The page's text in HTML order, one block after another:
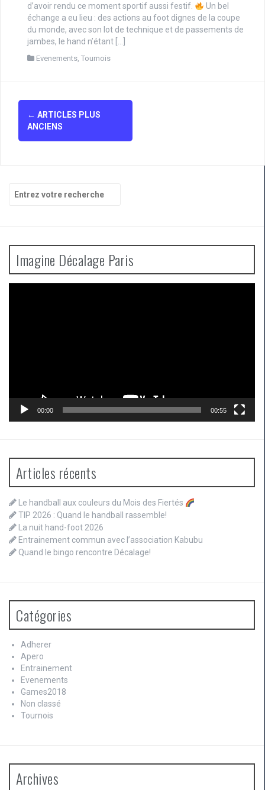
d’avoir rendu ce moment sportif aussi festif.
Un bel
échange a eu lieu : des actions au foot dignes de la coupe
du monde, avec son lot de technique et de passements de
jambes, le hand n’étant […]
Evenements, Tournois
Navigation
des
← ARTICLES PLUS
ANCIENS
Recherche
pour
Imagine Décalage Paris
00:00 00:55
Articles récents
Le handball aux couleurs du Mois des Fiertés
TIP 2026 : Quand le handball rassemble!
La nuit hand-foot 2026
Entrainement commun avec l’association Kabubu
Quand le bingo rencontre Décalage!
Catégories
Adherer
Apero
Entrainement
Evenements
Games2018
Non classé
Tournois
Archives